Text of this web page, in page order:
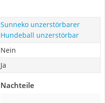
Sunneko unzerstörbarer
Hundeball unzerstörbar
Nein
Ja
Nachteile